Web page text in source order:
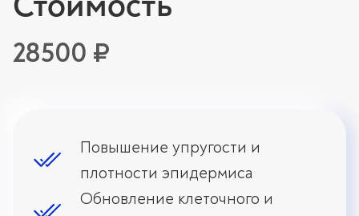
28500 ₽
Повышение упругости и
плотности эпидермиса
Обновление клеточного и